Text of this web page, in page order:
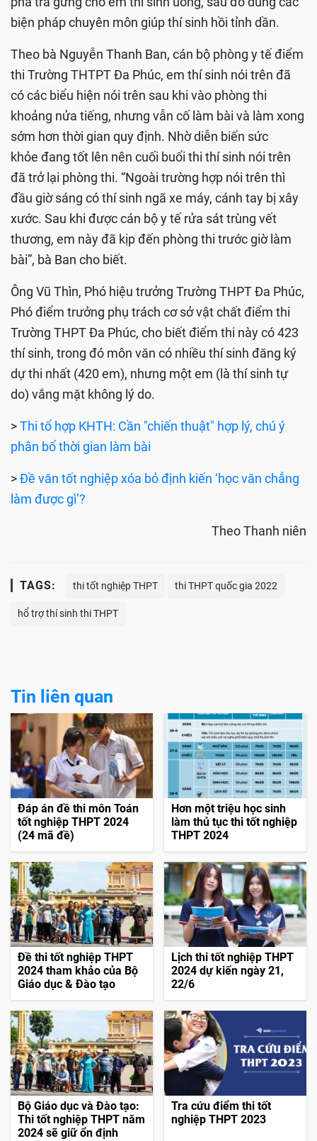
biện pháp chuyên môn giúp thí sinh hồi tỉnh dần.
Theo bà Nguyễn Thanh Ban, cán bộ phòng y tế điểm
thi Trường THTPT Đa Phúc, em thí sinh nói trên đã
có các biểu hiện nói trên sau khi vào phòng thi
khoảng nửa tiếng, nhưng vẫn cố làm bài và làm xong
sớm hơn thời gian quy định. Nhờ diễn biến sức
khỏe đang tốt lên nên cuối buổi thi thí sinh nói trên
đã trở lại phòng thi. “Ngoài trường hợp nói trên thì
đầu giờ sáng có thí sinh ngã xe máy, cánh tay bị xây
xước. Sau khi được cán bộ y tế rửa sát trùng vết
thương, em này đã kịp đến phòng thi trước giờ làm
bài”, bà Ban cho biết.
Ông Vũ Thìn, Phó hiệu trưởng Trường THPT Đa Phúc,
Phó điểm trưởng phụ trách cơ sở vật chất điểm thi
Trường THPT Đa Phúc, cho biết điểm thi này có 423
thí sinh, trong đó môn văn có nhiều thí sinh đăng ký
dự thi nhất (420 em), nhưng một em (là thí sinh tự
do) vắng mặt không lý do.
>Thi tổ hợp KHTH: Cần "chiến thuật" hợp lý, chú ý
phân bổ thời gian làm bài
>Đề văn tốt nghiệp xóa bỏ định kiến ‘học văn chẳng
làm được gì’?
Theo Thanh niên
TAGS: thi tốt nghiệp THPT thi THPT quốc gia 2022
hổ trợ thí sinh thi THPT
Tin liên quan
Đáp án đề thi môn Toán
tốt nghiệp THPT 2024
(24 mã đề)
Hơn một triệu học sinh
làm thủ tục thi tốt nghiệp
THPT 2024
Đề thi tốt nghiệp THPT
2024 tham khảo của Bộ
Giáo dục & Đào tạo
Lịch thi tốt nghiệp THPT
2024 dự kiến ngày 21,
22/6
Bộ Giáo dục và Đào tạo:
Thi tốt nghiệp THPT năm
2024 sẽ giữ ổn định
Tra cứu điểm thi tốt
nghiệp THPT 2023